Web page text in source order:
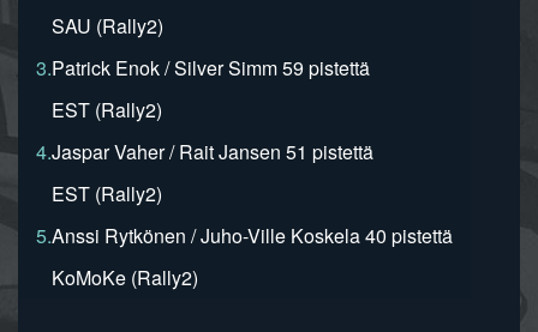
SAU (Rally2)
3.Patrick Enok / Silver Simm 59 pistettä
EST (Rally2)
4.Jaspar Vaher / Rait Jansen 51 pistettä
EST (Rally2)
5.Anssi Rytkönen / Juho-Ville Koskela 40 pistettä
KoMoKe (Rally2)